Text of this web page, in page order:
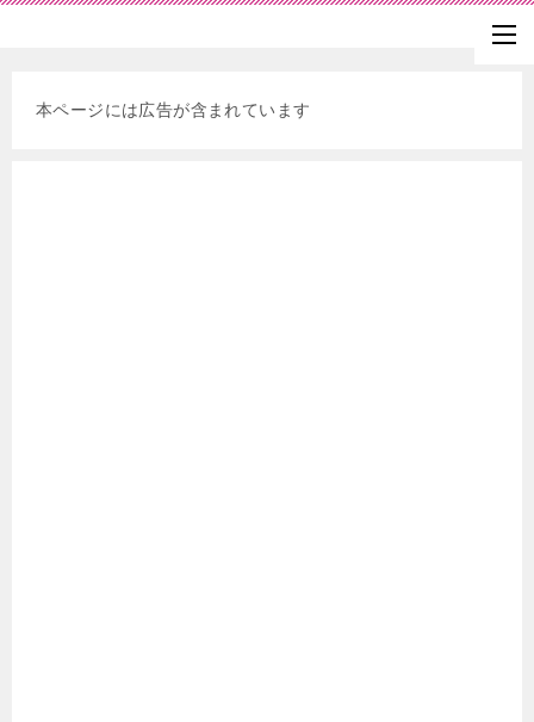
本ページには広告が含まれています